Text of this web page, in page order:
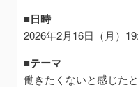
■日時
2026年2月16日（月）
■テーマ
働きたくないと感じた